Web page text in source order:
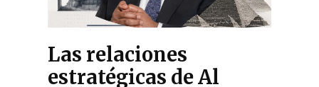
Las relaciones
estratégicas de Al